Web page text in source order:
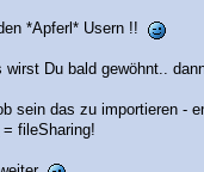
*Apferl* Usern !!
Du bald gewöhnt..
sein das zu importieren -
= fileSharing!